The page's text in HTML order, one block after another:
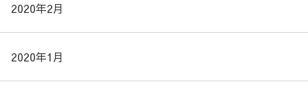
2020年2月
2020年1月